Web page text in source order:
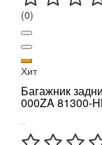
(0)
Хит
Багажник
000ZA 81300-